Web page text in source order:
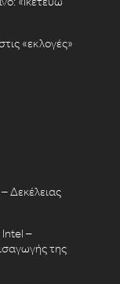
«εκλογές»
Δεκέλειας
Intel –
της